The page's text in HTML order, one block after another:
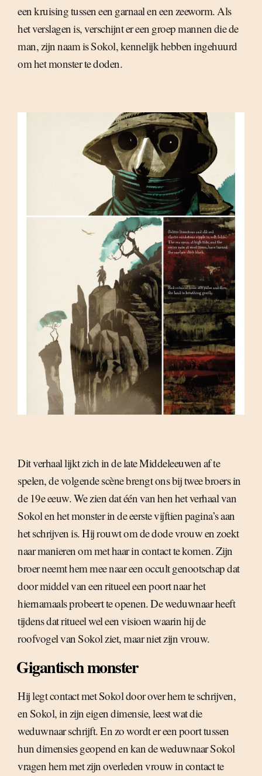
een kruising tussen een garnaal en een zeeworm. Als
het verslagen is, verschijnt er een groep mannen die de
man, zijn naam is Sokol, kennelijk hebben ingehuurd
om het monster te doden.
Dit verhaal lijkt zich in de late Middeleeuwen af te
spelen, de volgende scène brengt ons bij twee broers in
de 19e eeuw. We zien dat één van hen het verhaal van
Sokol en het monster in de eerste vijftien pagina’s aan
het schrijven is. Hij rouwt om de dode vrouw en zoekt
naar manieren om met haar in contact te komen. Zijn
broer neemt hem mee naar een occult genootschap dat
door middel van een ritueel een poort naar het
hiernamaals probeert te openen. De weduwnaar heeft
tijdens dat ritueel wel een visioen waarin hij de
roofvogel van Sokol ziet, maar niet zijn vrouw.
Gigantisch monster
Hij legt contact met Sokol door over hem te schrijven,
en Sokol, in zijn eigen dimensie, leest wat die
weduwnaar schrijft. En zo wordt er een poort tussen
hun dimensies geopend en kan de weduwnaar Sokol
vragen hem met zijn overleden vrouw in contact te